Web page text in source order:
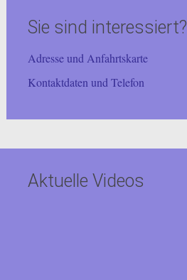
Sie sind interessiert?
Adresse und Anfahrtskarte
Kontaktdaten und Telefon
Aktuelle Videos